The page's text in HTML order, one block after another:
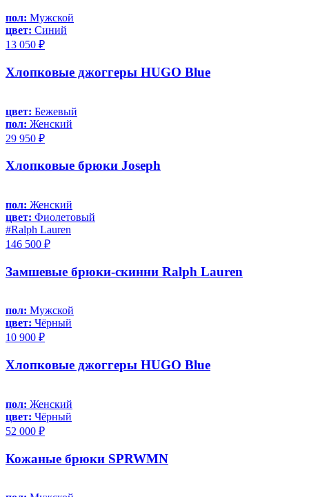
пол: Мужской
цвет: Синий
13 050 ₽
Хлопковые джоггеры HUGO Blue
цвет: Бежевый
пол: Женский
29 950 ₽
Хлопковые брюки Joseph
пол: Женский
цвет: Фиолетовый
#Ralph Lauren
146 500 ₽
Замшевые брюки-скинни Ralph Lauren
пол: Мужской
цвет: Чёрный
10 900 ₽
Хлопковые джоггеры HUGO Blue
пол: Женский
цвет: Чёрный
52 000 ₽
Кожаные брюки SPRWMN